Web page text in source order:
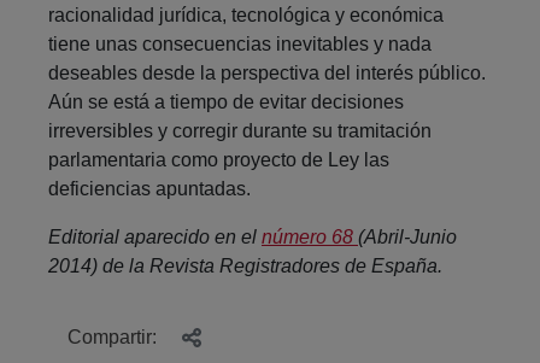
racionalidad jurídica, tecnológica y económica
tiene unas consecuencias inevitables y nada
deseables desde la perspectiva del interés público.
Aún se está a tiempo de evitar decisiones
irreversibles y corregir durante su tramitación
parlamentaria como proyecto de Ley las
deficiencias apuntadas.
Editorial aparecido en el número 68 (Abril-Junio
2014) de la Revista Registradores de España.
Compartir: